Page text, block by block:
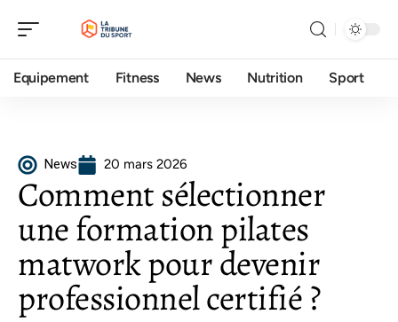
Equipement Fitness News Nutrition Sport
News 20 mars 2026
Comment sélectionner
une formation pilates
matwork pour devenir
professionnel certifié ?